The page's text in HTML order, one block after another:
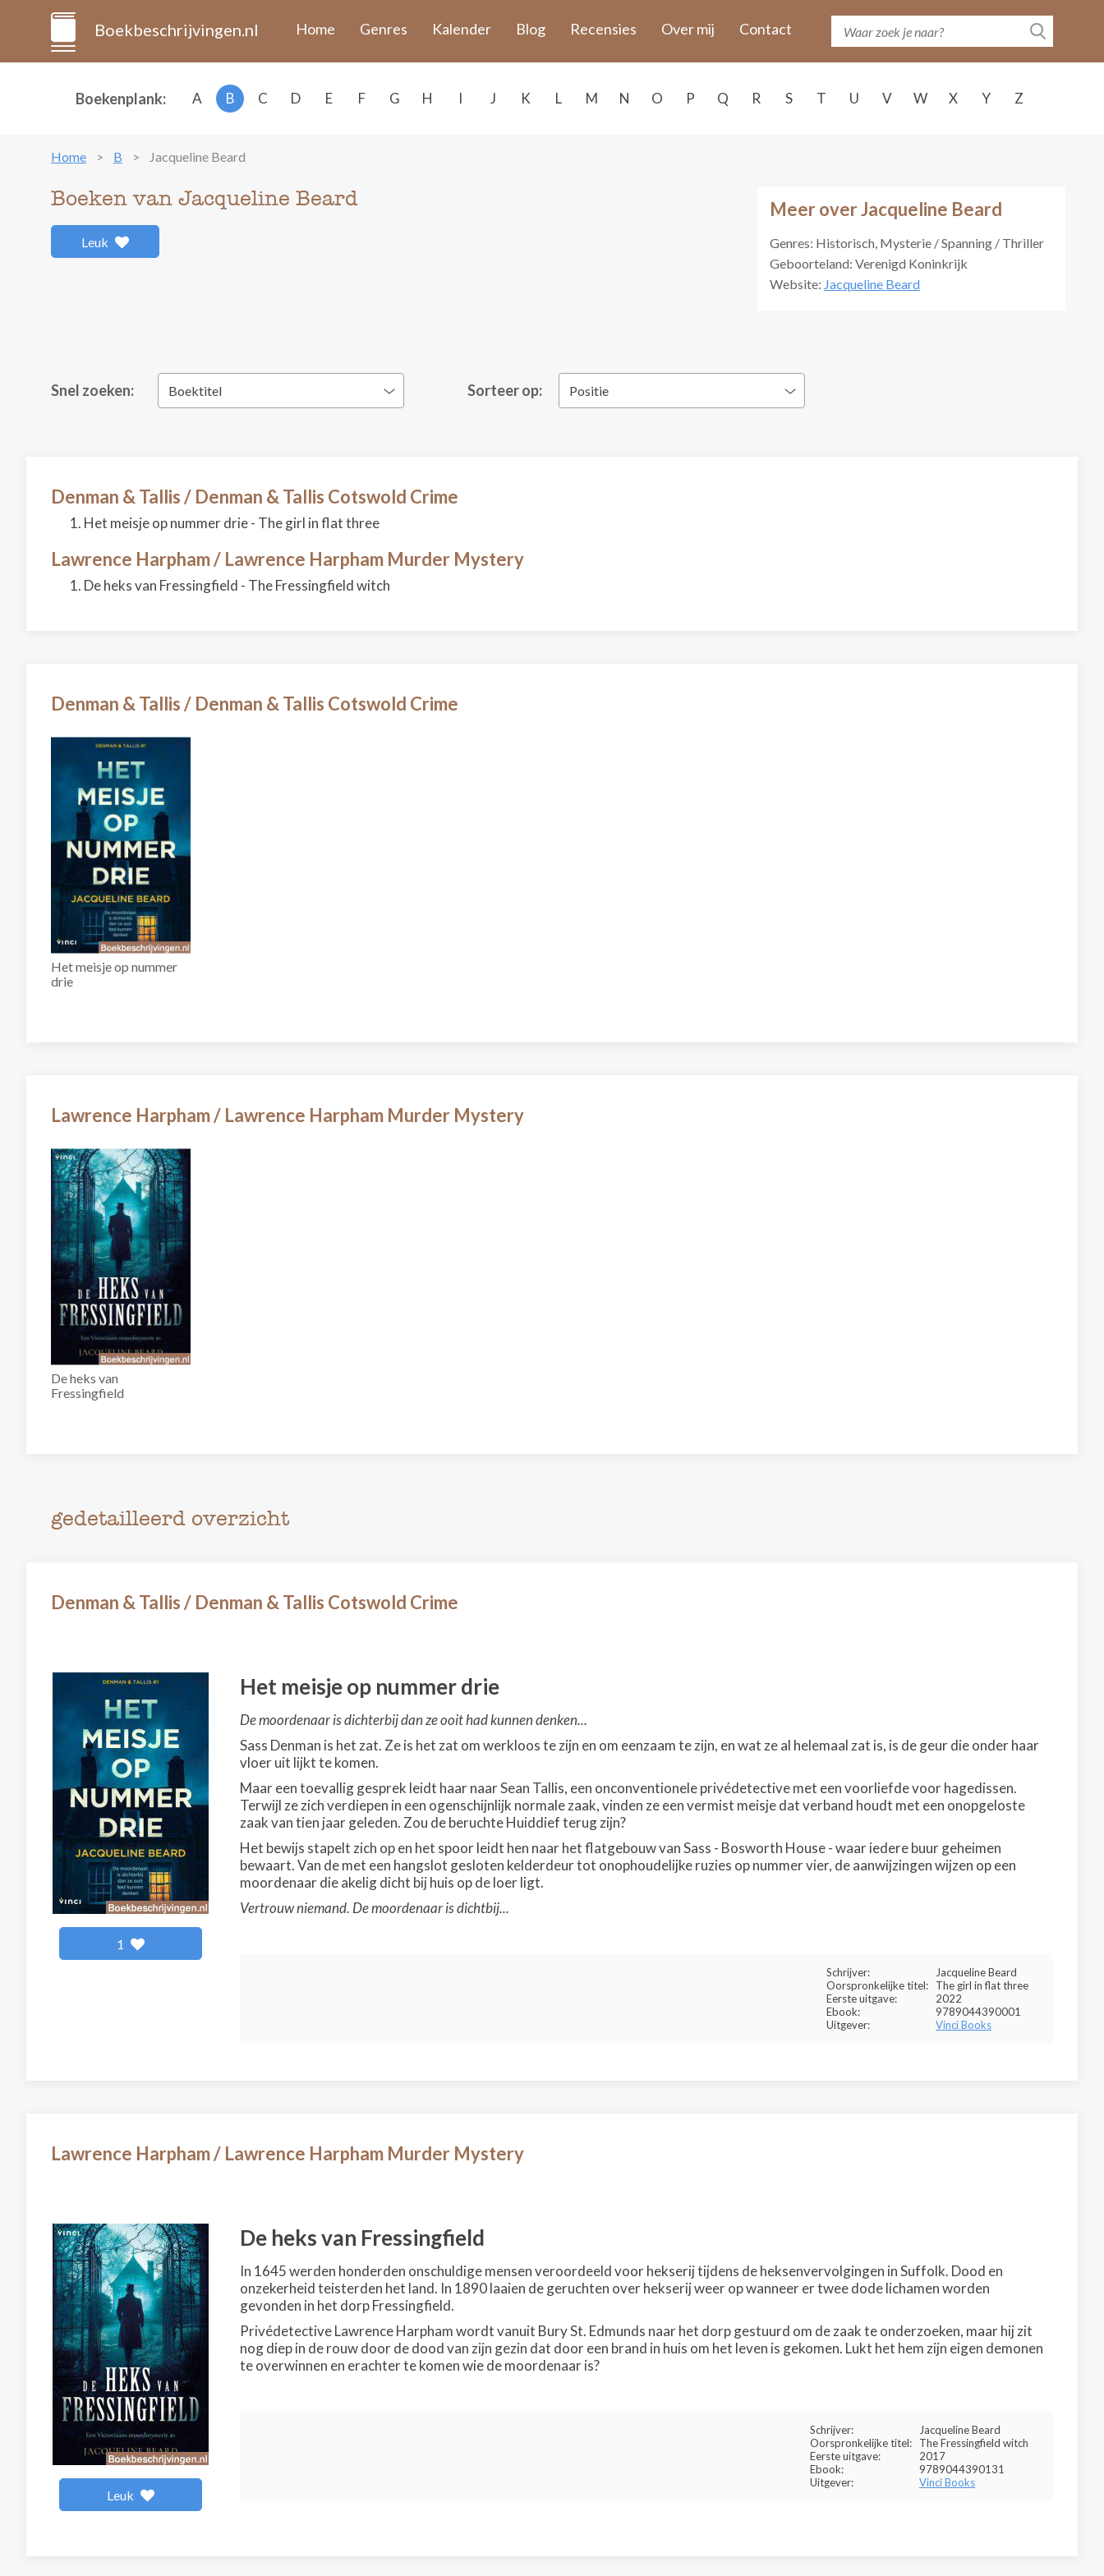
Boekbeschrijvingen.nl Home Genres Kalender Blog Recensies Over mij Contact
Boekenplank: A B C D E F G H I J K L M N O P Q R S T U V W X Y Z
Home B Jacqueline Beard
Meer over Jacqueline Beard
Genres: Historisch, Mysterie / Spanning / Thriller
Geboorteland: Verenigd Koninkrijk
Website: Jacqueline Beard
Boeken van Jacqueline Beard
Leuk
Snel zoeken: Boektitel Sorteer op: Positie
Denman & Tallis / Denman & Tallis Cotswold Crime
Het meisje op nummer drie - The girl in flat three
Lawrence Harpham / Lawrence Harpham Murder Mystery
De heks van Fressingfield - The Fressingfield witch
Denman & Tallis / Denman & Tallis Cotswold Crime
Het meisje op nummer
drie
Lawrence Harpham / Lawrence Harpham Murder Mystery
De heks van
Fressingfield
gedetailleerd overzicht
Denman & Tallis / Denman & Tallis Cotswold Crime
1
Het meisje op nummer drie
De moordenaar is dichterbij dan ze ooit had kunnen denken...
Sass Denman is het zat. Ze is het zat om werkloos te zijn en om eenzaam te zijn, en wat ze al helemaal zat is, is de geur die onder haar
vloer uit lijkt te komen.
Maar een toevallig gesprek leidt haar naar Sean Tallis, een onconventionele privédetective met een voorliefde voor hagedissen.
Terwijl ze zich verdiepen in een ogenschijnlijk normale zaak, vinden ze een vermist meisje dat verband houdt met een onopgeloste
zaak van tien jaar geleden. Zou de beruchte Huiddief terug zijn?
Het bewijs stapelt zich op en het spoor leidt hen naar het flatgebouw van Sass - Bosworth House - waar iedere buur geheimen
bewaart. Van de met een hangslot gesloten kelderdeur tot onophoudelijke ruzies op nummer vier, de aanwijzingen wijzen op een
moordenaar die akelig dicht bij huis op de loer ligt.
Vertrouw niemand. De moordenaar is dichtbij...
Schrijver:
Jacqueline Beard
Oorspronkelijke titel:
The girl in flat three
Eerste uitgave:
2022
Ebook:
9789044390001
Uitgever:
Vinci Books
Lawrence Harpham / Lawrence Harpham Murder Mystery
Leuk
De heks van Fressingfield
In 1645 werden honderden onschuldige mensen veroordeeld voor hekserij tijdens de heksenvervolgingen in Suffolk. Dood en
onzekerheid teisterden het land. In 1890 laaien de geruchten over hekserij weer op wanneer er twee dode lichamen worden
gevonden in het dorp Fressingfield.
Privédetective Lawrence Harpham wordt vanuit Bury St. Edmunds naar het dorp gestuurd om de zaak te onderzoeken, maar hij zit
nog diep in de rouw door de dood van zijn gezin dat door een brand in huis om het leven is gekomen. Lukt het hem zijn eigen demonen
te overwinnen en erachter te komen wie de moordenaar is?
Schrijver:
Jacqueline Beard
Oorspronkelijke titel:
The Fressingfield witch
Eerste uitgave:
2017
Ebook:
9789044390131
Uitgever:
Vinci Books